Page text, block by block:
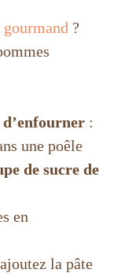
gourmand ?
:
une poêle
de sucre de
en
la pâte